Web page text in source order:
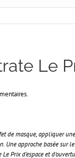
Le
de masque, appliquer
Une approche basée sur
Prix d’espace et